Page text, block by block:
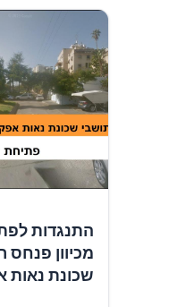
התנגדות
מכיוון פנחס
שכונת נאות